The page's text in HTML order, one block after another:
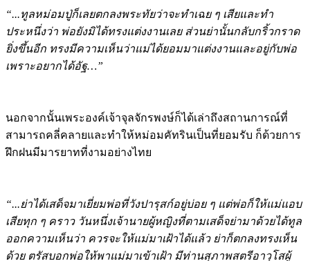
ประหนึ่งว่า พ่อยังมิได้ทรงแต่งงานเลย ส่วนย่านั้นกลับกริ้วกราด
ยิ่งขึ้นอีก ทรงมีความเห็นว่าแม่ได้ยอมมาแต่งงานและอยู่กับพ่อ
เพราะอยากได้อัฐ…”
สามารถคลี่คลายและทำให้หม่อมคัทรินเป็นที่ยอมรับ ก็ด้วยการ
ฝึกฝนมีมารยาทที่งามอย่างไทย
เสียทุก ๆ คราว วันหนึ่งเจ้านายผู้หญิงที่ตามเสด็จย่ามาด้วยได้ทูล
ออกความเห็นว่า ควรจะให้แม่มาเฝ้าได้แล้ว ย่าก็ตกลงทรงเห็น
ด้วย ตรัสบอกพ่อให้พาแม่มาเข้าเฝ้า มีท่านสุภาพสตรีอาวุโสผู้
หนึ่งที่เคยมีตำแหน่งสูงในวังได้เล่าให้ข้าพเจ้าฟังว่า บรรดาเจ้า